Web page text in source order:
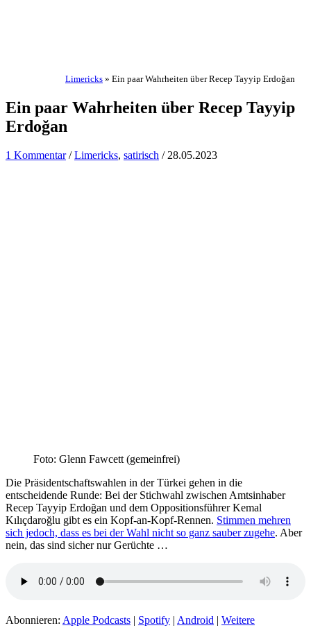
Limericks » Ein paar Wahrheiten über Recep Tayyip Erdoğan
Ein paar Wahrheiten über Recep Tayyip
Erdoğan
1 Kommentar /Limericks, satirisch /28.05.2023
Foto: Glenn Fawcett (gemeinfrei)
Die Präsidentschaftswahlen in der Türkei gehen in die
entscheidende Runde: Bei der Stichwahl zwischen Amtsinhaber
Recep Tayyip Erdoğan und dem Oppositionsführer Kemal
Kılıçdaroğlu gibt es ein Kopf-an-Kopf-Rennen. Stimmen mehren
sich jedoch, dass es bei der Wahl nicht so ganz sauber zugehe. Aber
nein, das sind sicher nur Gerüchte …
Abonnieren: Apple Podcasts | Spotify | Android | Weitere